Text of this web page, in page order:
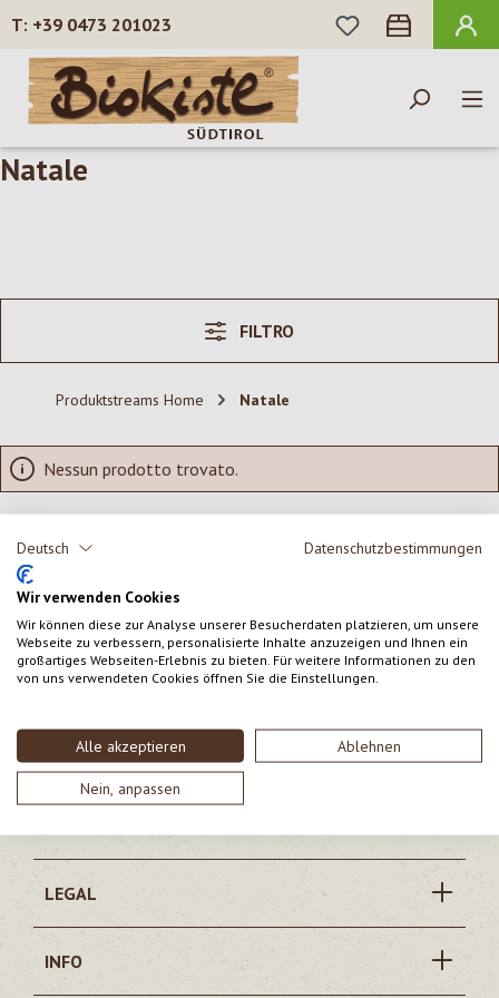
Deutsch Datenschutzbestimmungen
Wir verwenden Cookies
Wir können diese zur Analyse unserer Besucherdaten platzieren, um unsere
Webseite zu verbessern, personalisierte Inhalte anzuzeigen und Ihnen ein
großartiges Webseiten-Erlebnis zu bieten. Für weitere Informationen zu den
von uns verwendeten Cookies öffnen Sie die Einstellungen.
Alle akzeptieren Ablehnen
Nein, anpassen
Passa al contenuto principale
+39 0473 201023
HAI 0 ARTICOLI
Natale
FILTRO
Produktstreams Home Natale
Nessun prodotto trovato.
Filiale Lana
Filiale Merano
Filiale Ora
LEGAL
INFO